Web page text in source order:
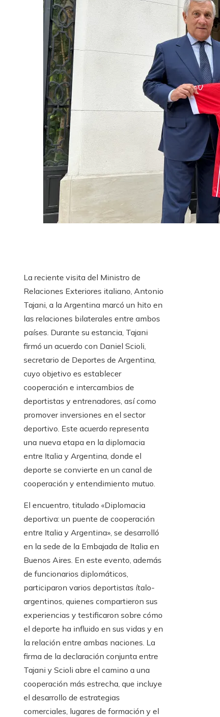
La reciente visita del Ministro de
Relaciones Exteriores italiano, Antonio
Tajani, a la Argentina marcó un hito en
las relaciones bilaterales entre ambos
países. Durante su estancia, Tajani
firmó un acuerdo con Daniel Scioli,
secretario de Deportes de Argentina,
cuyo objetivo es establecer
cooperación e intercambios de
deportistas y entrenadores, así como
promover inversiones en el sector
deportivo. Este acuerdo representa
una nueva etapa en la diplomacia
entre Italia y Argentina, donde el
deporte se convierte en un canal de
cooperación y entendimiento mutuo.
El encuentro, titulado «Diplomacia
deportiva: un puente de cooperación
entre Italia y Argentina», se desarrolló
en la sede de la Embajada de Italia en
Buenos Aires. En este evento, además
de funcionarios diplomáticos,
participaron varios deportistas ítalo-
argentinos, quienes compartieron sus
experiencias y testificaron sobre cómo
el deporte ha influido en sus vidas y en
la relación entre ambas naciones. La
firma de la declaración conjunta entre
Tajani y Scioli abre el camino a una
cooperación más estrecha, que incluye
el desarrollo de estrategias
comerciales, lugares de formación y el